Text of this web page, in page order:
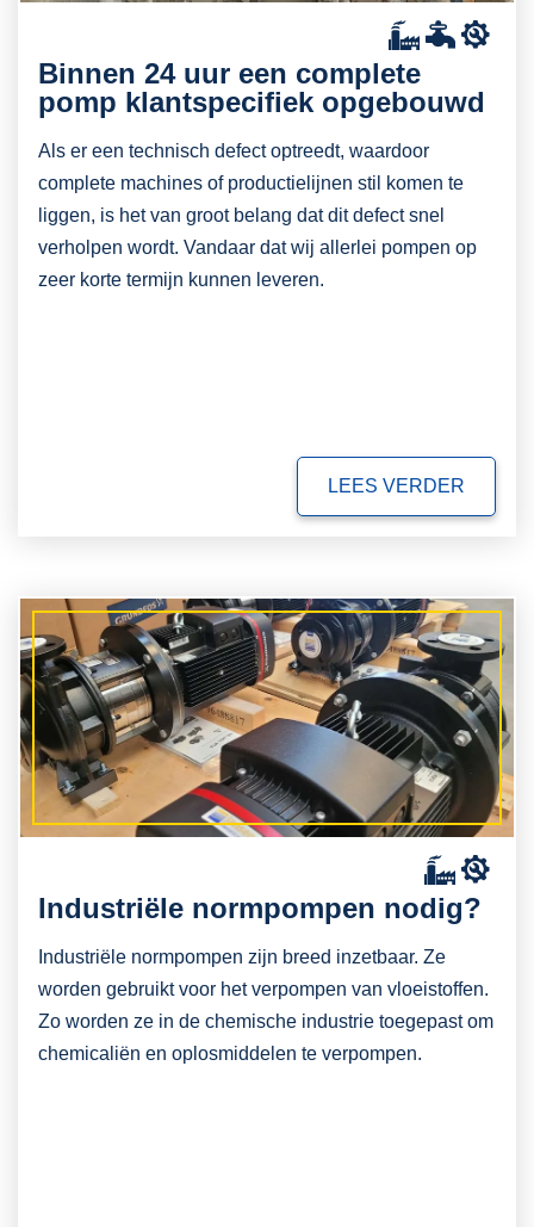
Binnen 24 uur een complete
pomp klantspecifiek opgebouwd
Als er een technisch defect optreedt, waardoor
complete machines of productielijnen stil komen te
liggen, is het van groot belang dat dit defect snel
verholpen wordt. Vandaar dat wij allerlei pompen op
zeer korte termijn kunnen leveren.
LEES VERDER
Industriële normpompen nodig?
Industriële normpompen zijn breed inzetbaar. Ze
worden gebruikt voor het verpompen van vloeistoffen.
Zo worden ze in de chemische industrie toegepast om
chemicaliën en oplosmiddelen te verpompen.